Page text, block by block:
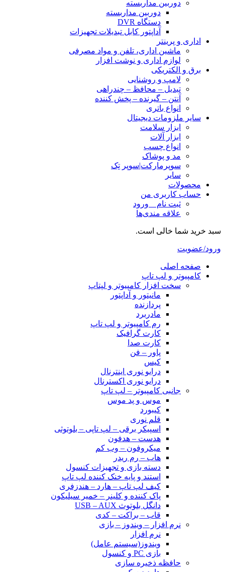
دوربین مداربسته
دوربین مداربسته
دستگاه DVR
آداپتور کابل تبدیلات تجهیزات
اداری و پرینتر
ماشین اداری، تلفن و مواد مصرفی
لوازم اداری و نوشت افزار
برق و الکتریکی
لامپ و روشنایی
تبدیل – محافظ – چندراهی
آنتن – گیرنده – پخش کننده
انواع باتری
سایر ملزومات دیجیتال
ابزار سلامت
ابزار آلات
انواع چسب
مد و پوشاک
سوپرمارکت|سوپر تِک
سایر
محصولات
حساب کاربری من
ثبت نام _ ورود
علاقه مندی‌ها
سبد خرید شما خالی است.
ورود/عضویت
صفحه اصلی
کامپیوتر و‌‌‌‌‌ لپ تاپ
سخت افزار کامپیوتر و لپتاپ
مانیتور و آداپتور
پردازنده
مادربرد
رم کامپیوتر و لپ تاپ
کارت گرافیک
کارت صدا
پاور – فن
کیس
درایو نوری اینترنال
درایو نوری اکسترنال
جانبی کامپیوتر – لپ تاپ
موس و پد موس
کیبورد
قلم نوری
اسپیکر برقی – لپ تاپی – بلوتوثی
هدست – هدفون
میکروفون – وب کم
هاب – رم ریدر
دسته بازی و تجهیزات کنسول
استند و پایه خنک کننده لپ تاپ
کیف لپ تاپ – هارد – هندزفری
پاک کننده و کلینر – خمیر سیلیکون
دانگل بلوتوث USB – AUX
قاب – براکت – کدی
نرم افزار – ویندوز – بازی
نرم افزار
ویندوز(سیستم عامل)
بازی PC و کنسول
حافظه ذخیره سازی